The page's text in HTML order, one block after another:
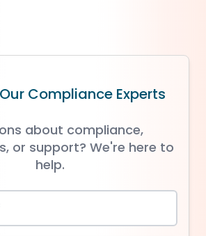
Compliance Experts
about compliance,
or support? We're here to
help.